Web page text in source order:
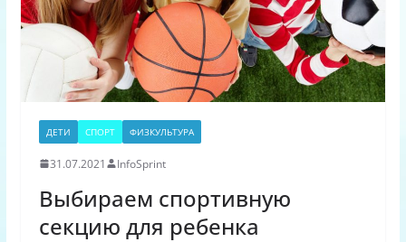
ДЕТИ СПОРТ ФИЗКУЛЬТУРА
31.07.2021 InfoSprint
Выбираем спортивную
секцию для ребенка